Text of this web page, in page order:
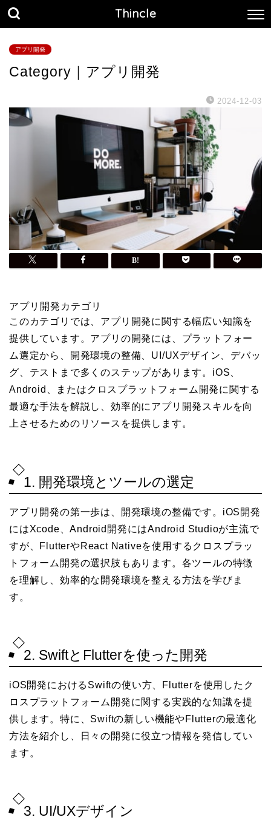
Thincle
アプリ開発
Category｜アプリ開発
2024-12-03
アプリ開発カテゴリ
このカテゴリでは、アプリ開発に関する幅広い知識を
提供しています。アプリの開発には、プラットフォー
ム選定から、開発環境の整備、UI/UXデザイン、デバッ
グ、テストまで多くのステップがあります。iOS、
Android、またはクロスプラットフォーム開発に関する
最適な手法を解説し、効率的にアプリ開発スキルを向
上させるためのリソースを提供します。
1. 開発環境とツールの選定
アプリ開発の第一歩は、開発環境の整備です。iOS開発
にはXcode、Android開発にはAndroid Studioが主流で
すが、FlutterやReact Nativeを使用するクロスプラッ
トフォーム開発の選択肢もあります。各ツールの特徴
を理解し、効率的な開発環境を整える方法を学びま
す。
2. SwiftとFlutterを使った開発
iOS開発におけるSwiftの使い方、Flutterを使用したク
ロスプラットフォーム開発に関する実践的な知識を提
供します。特に、Swiftの新しい機能やFlutterの最適化
方法を紹介し、日々の開発に役立つ情報を発信してい
ます。
3. UI/UXデザイン